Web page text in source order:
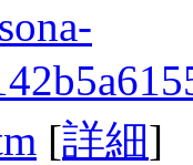
[詳細]